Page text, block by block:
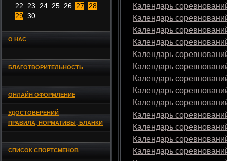
22
23 24 25 26 27
28
29 30
О НАС
БЛАГОТВОРИТЕЛЬНОСТЬ
ОНЛАЙН ОФОРМЛЕНИЕ
УДОСТОВЕРЕНИЙ
ПРАВИЛА, НОРМАТИВЫ, БЛАНКИ
СПИСОК СПОРТСМЕНОВ
Календарь
Календарь
Календарь
Календарь
Календарь
Календарь
Календарь
Календарь
Календарь
Календарь
Календарь
Календарь
Календарь